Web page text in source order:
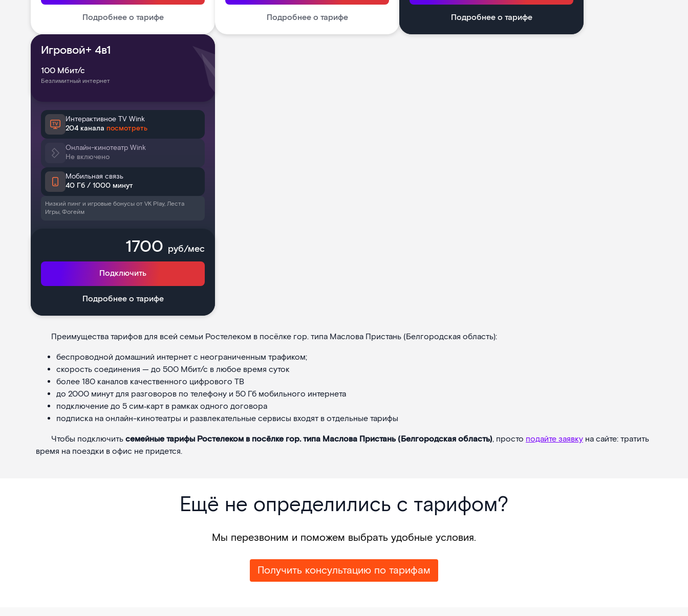
Подробнее о тарифе Подробнее о тарифе Подробнее о тарифе
Игровой+ 4в1
100 Мбит/с
Безлимитный интернет
Интерактивное TV Wink
204 канала посмотреть
Онлайн-кинотеатр Wink
Не включено
Мобильная связь
40 Гб / 1000 минут
Низкий пинг и игровые бонусы от VK Play, Леста
Игры, Фогейм
1700 руб/мес
Подключить
Подробнее о тарифе
Преимущества тарифов для всей семьи Ростелеком в посёлке гор. типа Маслова Пристань (Белгородская область):
беспроводной домашний интернет с неограниченным трафиком;
скорость соединения — до 500 Мбит/с в любое время суток
более 180 каналов качественного цифрового ТВ
до 2000 минут для разговоров по телефону и 50 Гб мобильного интернета
подключение до 5 сим‑карт в рамках одного договора
подписка на онлайн-кинотеатры и развлекательные сервисы входят в отдельные тарифы
Чтобы подключитьсемейные тарифы Ростелеком в посёлке гор. типа Маслова Пристань (Белгородская область), просто подайте заявку на сайте: тратить
время на поездки в офис не придется.
Ещё не определились с тарифом?
Мы перезвоним и поможем выбрать удобные условия.
Получить консультацию по тарифам